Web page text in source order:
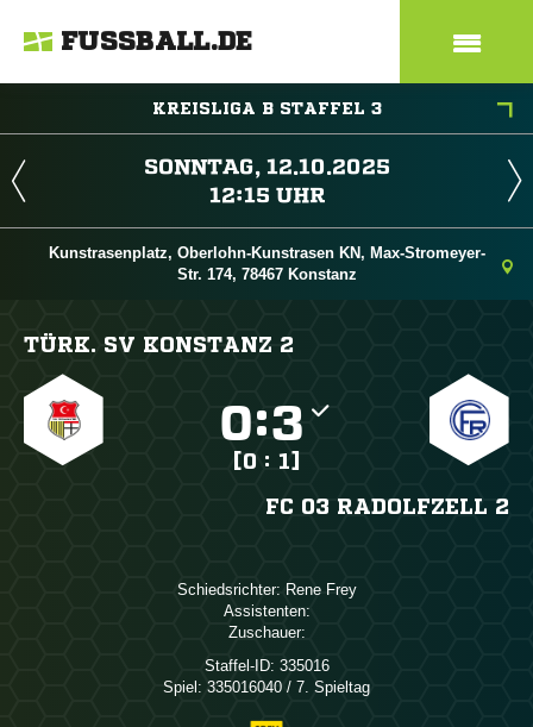
FUSSBALL.DE
KREISLIGA B STAFFEL 3
 
 
Kunstrasenplatz, Oberlohn-Kunstrasen KN, Max-Stromeyer-
Str. 174, 78467 Konstanz
TÜRK. SV KONSTANZ 2
:
[0 : 1]
FC 03 RADOLFZELL 2
Schiedsrichter:  
Assistenten:
Zuschauer:
Staffel-ID: 335016
Spiel: 335016040 / 7. Spieltag